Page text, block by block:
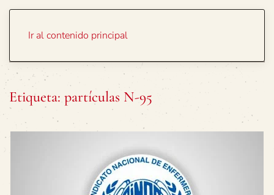
Ir al contenido principal
Etiqueta: partículas N-95